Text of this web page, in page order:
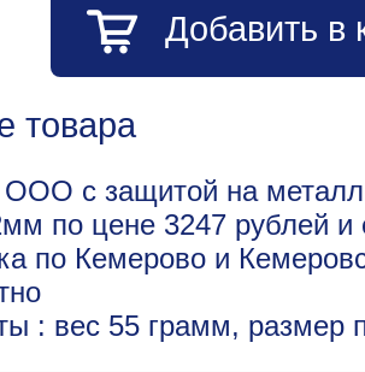
Добавить в
товара
ООО с защитой на
по цене 3247 рублей
по Кемерово и
: вес 55 грамм, размер